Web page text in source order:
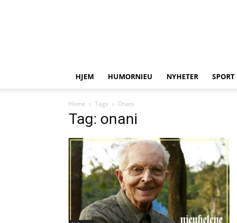
HJEM HUMORNIEU NYHETER SPORT
Home Tags Onani
Tag: onani